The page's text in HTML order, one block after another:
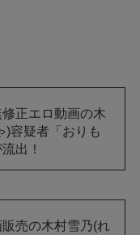
修正エロ動画の木
)容疑者「おりも
出！
売の木村雪乃(れ